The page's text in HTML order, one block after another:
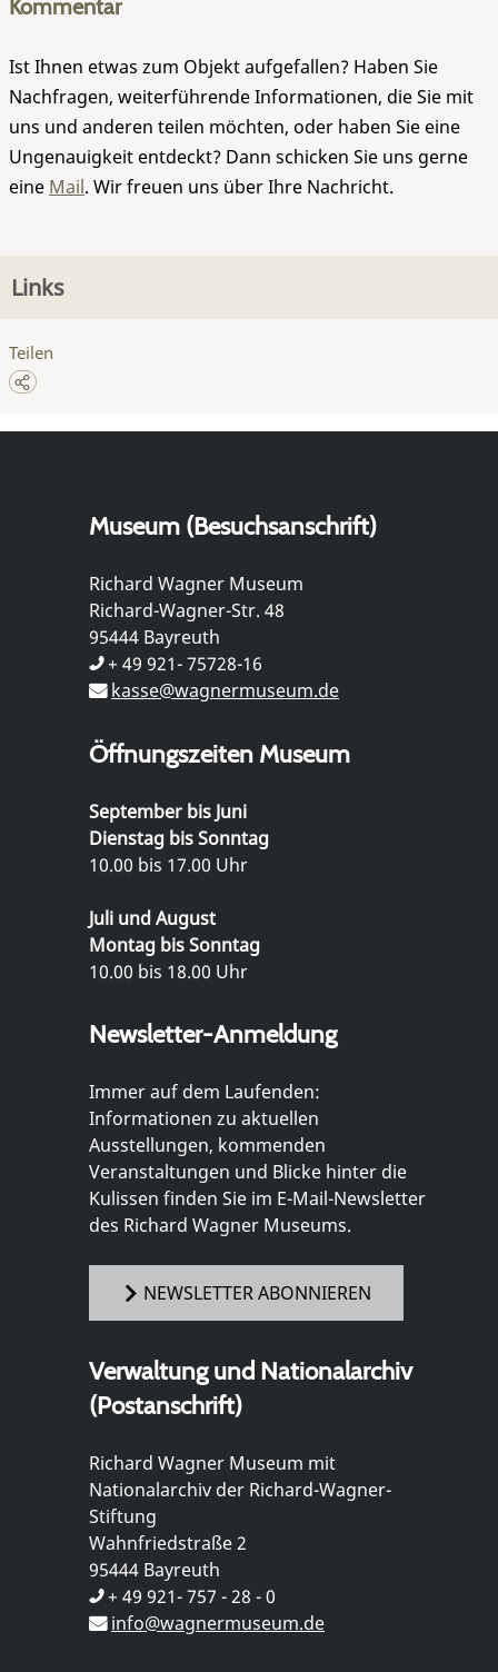
Kommentar
Ist Ihnen etwas zum Objekt aufgefallen? Haben Sie
Nachfragen, weiterführende Informationen, die Sie mit
uns und anderen teilen möchten, oder haben Sie eine
Ungenauigkeit entdeckt? Dann schicken Sie uns gerne
eine Mail. Wir freuen uns über Ihre Nachricht.
Links
Teilen
Museum (Besuchsanschrift)
Richard Wagner Museum
Richard-Wagner-Str. 48
95444 Bayreuth
+ 49 921- 75728-16
kasse@wagnermuseum.de
Öffnungszeiten Museum
September bis Juni
Dienstag bis Sonntag
10.00 bis 17.00 Uhr
Juli und August
Montag bis Sonntag
10.00 bis 18.00 Uhr
Newsletter-Anmeldung
Immer auf dem Laufenden:
Informationen zu aktuellen
Ausstellungen, kommenden
Veranstaltungen und Blicke hinter die
Kulissen finden Sie im E-Mail-Newsletter
des Richard Wagner Museums.
NEWSLETTER ABONNIEREN
Verwaltung und Nationalarchiv
(Postanschrift)
Richard Wagner Museum mit
Nationalarchiv der Richard-Wagner-
Stiftung
Wahnfriedstraße 2
95444 Bayreuth
+ 49 921- 757 - 28 - 0
info@wagnermuseum.de